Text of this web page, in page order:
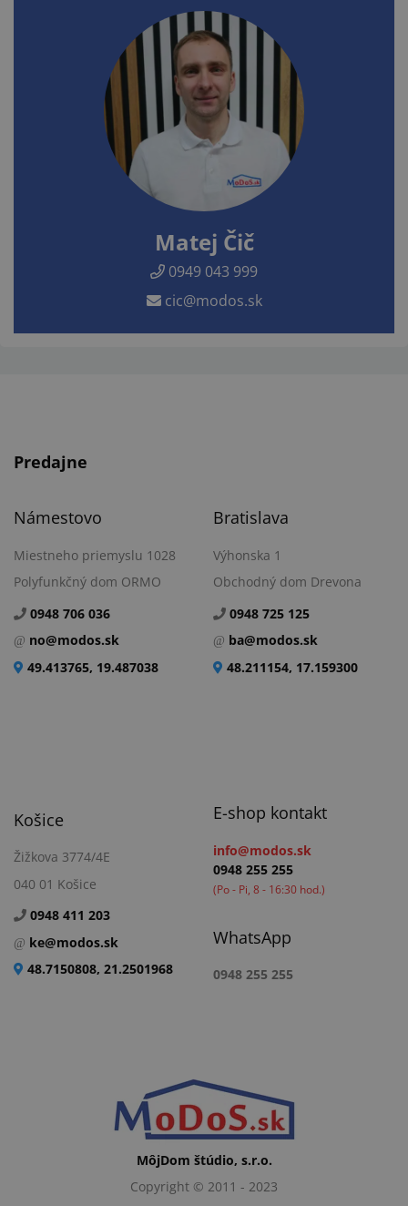
Matej Čič
0949 043 999
cic@modos.sk
Predajne
Námestovo
Miestneho priemyslu 1028
Polyfunkčný dom ORMO
0948 706 036
no@modos.sk
49.413765, 19.487038
Bratislava
Výhonska 1
Obchodný dom Drevona
0948 725 125
ba@modos.sk
48.211154, 17.159300
Košice
Žižkova 3774/4E
040 01 Košice
0948 411 203
ke@modos.sk
48.7150808, 21.2501968
E-shop kontakt
info@modos.sk
0948 255 255
(Po - Pi, 8 - 16:30 hod.)
WhatsApp
0948 255 255
MôjDom štúdio, s.r.o.
Copyright © 2011 - 2023